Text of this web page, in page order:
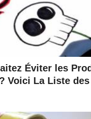
Éviter les
Voici La Liste